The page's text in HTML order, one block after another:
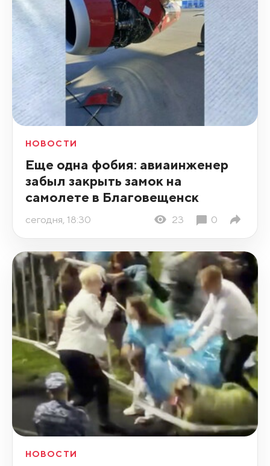
НОВОСТИ
Еще одна фобия: авиаинженер
забыл закрыть замок на
самолете в Благовещенск
сегодня, 18:30 23 0
НОВОСТИ